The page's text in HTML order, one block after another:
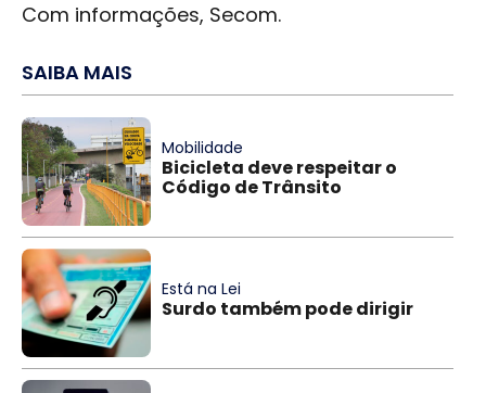
Com informações, Secom.
SAIBA MAIS
Mobilidade
Bicicleta deve respeitar o
Código de Trânsito
Está na Lei
Surdo também pode dirigir